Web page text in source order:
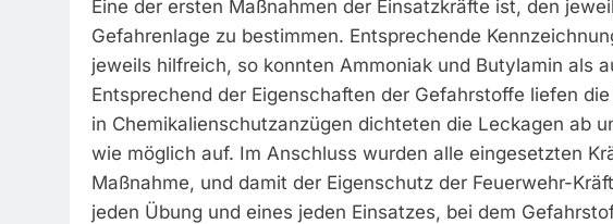
Eine der ersten Maßnahmen der Einsatzkräfte ist, den
Gefahrenlage zu bestimmen. Entsprechende
jeweils hilfreich, so konnten Ammoniak und Butylamin als
Entsprechend der Eigenschaften der Gefahrstoffe liefen
in Chemikalienschutzanzügen dichteten die Leckagen ab
wie möglich auf. Im Anschluss wurden alle eingesetzten
Maßnahme, und damit der Eigenschutz der Feuerwehr-
jeden Übung und eines jeden Einsatzes, bei dem